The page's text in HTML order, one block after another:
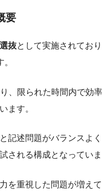
要
抜として実施されてお
、限られた時間内で効
ます。
記述問題がバランスよ
される構成となっていま
を重視した問題が増え